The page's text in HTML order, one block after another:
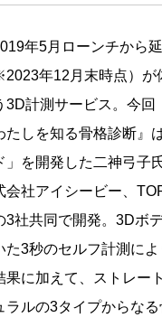
年5月ローンチから
年12月末時点）が
3D計測サービス。今回
たしを知る骨格診断』
」を開発した二神弓子
会社アイシービー、
3社共同で開発。3Dボ
た3秒のセルフ計測に
果に加えて、ストレー
ラルの3タイプからな